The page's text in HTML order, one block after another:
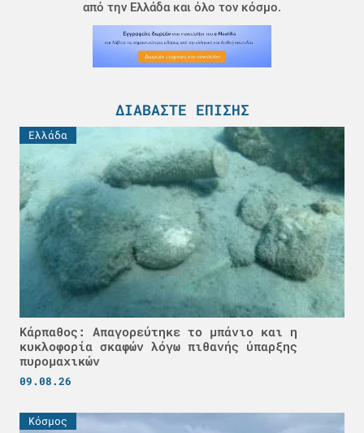
από την Ελλάδα και όλο τον κόσμο.
ΔΙΑΒΆΣΤΕ ΕΠΊΣΗΣ
Ελλάδα
Κάρπαθος: Απαγορεύτηκε το μπάνιο και η
κυκλοφορία σκαφών λόγω πιθανής ύπαρξης
πυρομαχικών
09.08.26
Κόσμος